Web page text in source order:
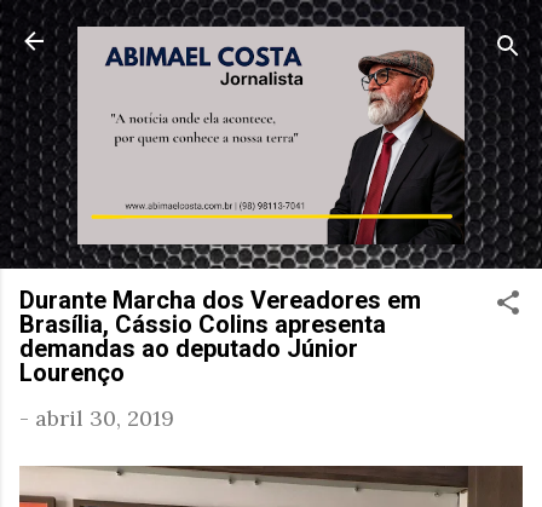
Pular para o conteúdo principal
Durante Marcha dos Vereadores em
Brasília, Cássio Colins apresenta
demandas ao deputado Júnior
Lourenço
- abril 30, 2019